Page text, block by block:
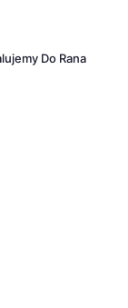
Do Rana